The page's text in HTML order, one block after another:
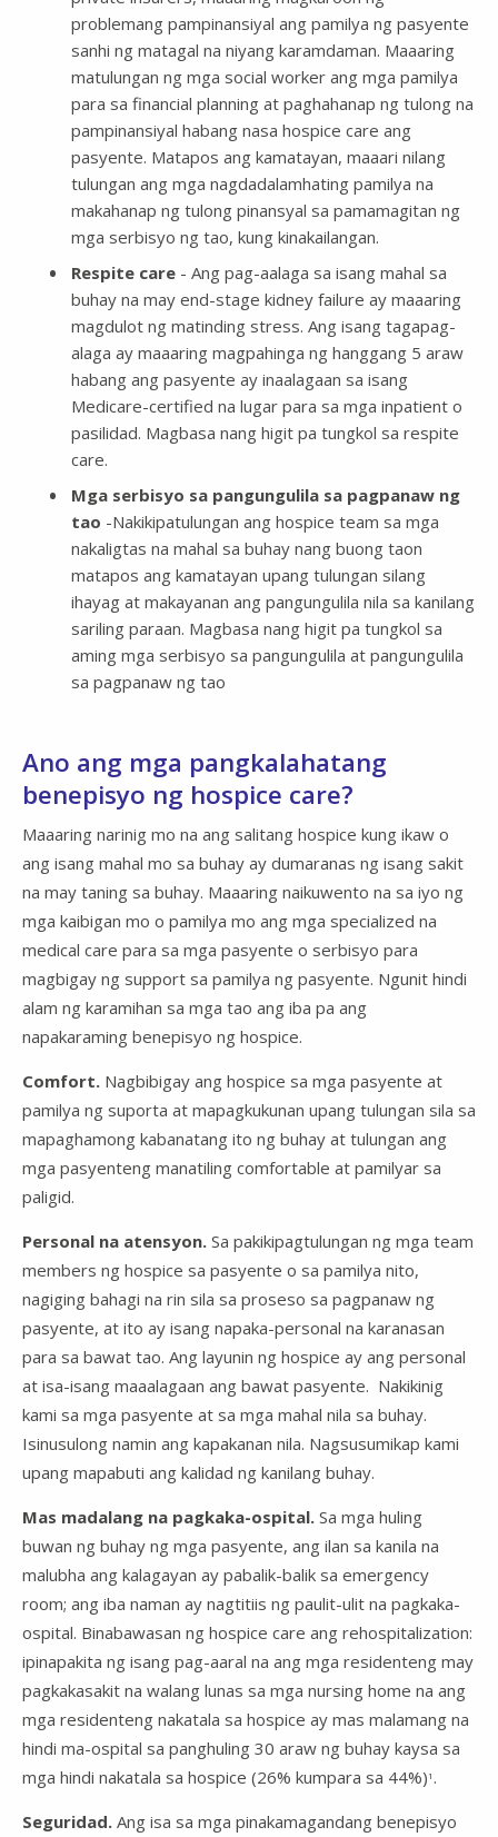
problemang pampinansiyal ang pamilya ng pasyente
sanhi ng matagal na niyang karamdaman. Maaaring
matulungan ng mga social worker ang mga pamilya
para sa financial planning at paghahanap ng tulong na
pampinansiyal habang nasa hospice care ang
pasyente. Matapos ang kamatayan, maaari nilang
tulungan ang mga nagdadalamhating pamilya na
makahanap ng tulong pinansyal sa pamamagitan ng
mga serbisyo ng tao, kung kinakailangan.
Respite care - Ang pag-aalaga sa isang mahal sa
buhay na may end-stage kidney failure ay maaaring
magdulot ng matinding stress. Ang isang tagapag-
alaga ay maaaring magpahinga ng hanggang 5 araw
habang ang pasyente ay inaalagaan sa isang
Medicare-certified na lugar para sa mga inpatient o
pasilidad. Magbasa nang higit pa tungkol sa respite
care.
Mga serbisyo sa pangungulila sa pagpanaw ng
tao -Nakikipatulungan ang hospice team sa mga
nakaligtas na mahal sa buhay nang buong taon
matapos ang kamatayan upang tulungan silang
ihayag at makayanan ang pangungulila nila sa kanilang
sariling paraan. Magbasa nang higit pa tungkol sa
aming mga serbisyo sa pangungulila at pangungulila
sa pagpanaw ng tao
Ano ang mga pangkalahatang
benepisyo ng hospice care?
Maaaring narinig mo na ang salitang hospice kung ikaw o
ang isang mahal mo sa buhay ay dumaranas ng isang sakit
na may taning sa buhay. Maaaring naikuwento na sa iyo ng
mga kaibigan mo o pamilya mo ang mga specialized na
medical care para sa mga pasyente o serbisyo para
magbigay ng support sa pamilya ng pasyente. Ngunit hindi
alam ng karamihan sa mga tao ang iba pa ang
napakaraming benepisyo ng hospice.
Comfort. Nagbibigay ang hospice sa mga pasyente at
pamilya ng suporta at mapagkukunan upang tulungan sila sa
mapaghamong kabanatang ito ng buhay at tulungan ang
mga pasyenteng manatiling comfortable at pamilyar sa
paligid.
Personal na atensyon. Sa pakikipagtulungan ng mga team
members ng hospice sa pasyente o sa pamilya nito,
nagiging bahagi na rin sila sa proseso sa pagpanaw ng
pasyente, at ito ay isang napaka-personal na karanasan
para sa bawat tao. Ang layunin ng hospice ay ang personal
at isa-isang maaalagaan ang bawat pasyente. Nakikinig
kami sa mga pasyente at sa mga mahal nila sa buhay.
Isinusulong namin ang kapakanan nila. Nagsusumikap kami
upang mapabuti ang kalidad ng kanilang buhay.
Mas madalang na pagkaka-ospital. Sa mga huling
buwan ng buhay ng mga pasyente, ang ilan sa kanila na
malubha ang kalagayan ay pabalik-balik sa emergency
room; ang iba naman ay nagtitiis ng paulit-ulit na pagkaka-
ospital. Binabawasan ng hospice care ang rehospitalization:
ipinapakita ng isang pag-aaral na ang mga residenteng may
pagkakasakit na walang lunas sa mga nursing home na ang
mga residenteng nakatala sa hospice ay mas malamang na
hindi ma-ospital sa panghuling 30 araw ng buhay kaysa sa
mga hindi nakatala sa hospice (26% kumpara sa 44%)1 .
Seguridad. Ang isa sa mga pinakamagandang benepisyo